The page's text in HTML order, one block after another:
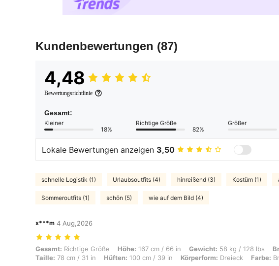
Kundenbewertungen (87)
4,48
Bewertungsrichtlinie
Gesamt:
Kleiner
18%
Richtige Größe
82%
Größer
Lokale Bewertungen anzeigen 3,50
schnelle Logistik (1) Urlaubsoutfits (4) hinreißend (3) Kostüm (1)
Sommeroutfits (1) schön (5) wie auf dem Bild (4)
x***m 4 Aug,2026
Gesamt: Richtige Größe, Höhe: 167 cm / 66 in, Gewicht: 58 kg / 128 lbs, Brust: 75 cm /
Gesamt: Richtige Größe Höhe: 167 cm / 66 in Gewicht: 58 kg / 128 lbs
Taille: 78 cm / 31 in Hüften: 100 cm / 39 in Körperform: Dreieck Farbe: